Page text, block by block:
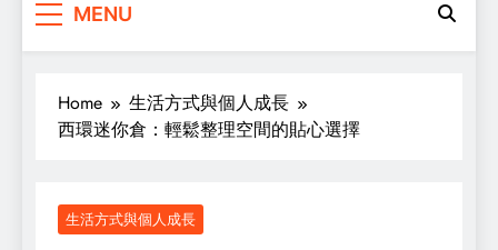
MENU
Home
生活方式與個人成長
西環迷你倉：輕鬆整理空間的貼心選擇
生活方式與個人成長